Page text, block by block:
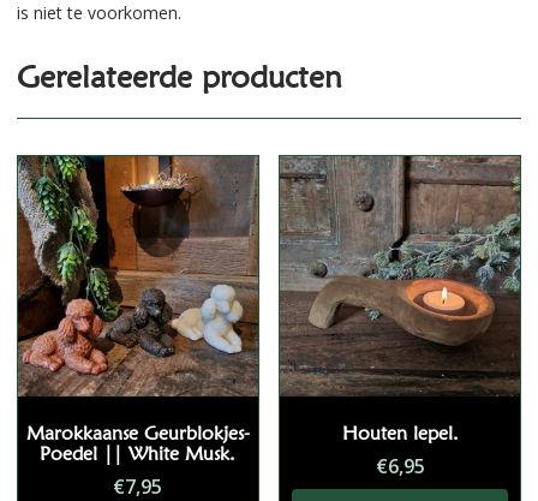
is niet te voorkomen.
Gerelateerde producten
Marokkaanse Geurblokjes-
Poedel || White Musk.
€7,95
Houten lepel.
€6,95